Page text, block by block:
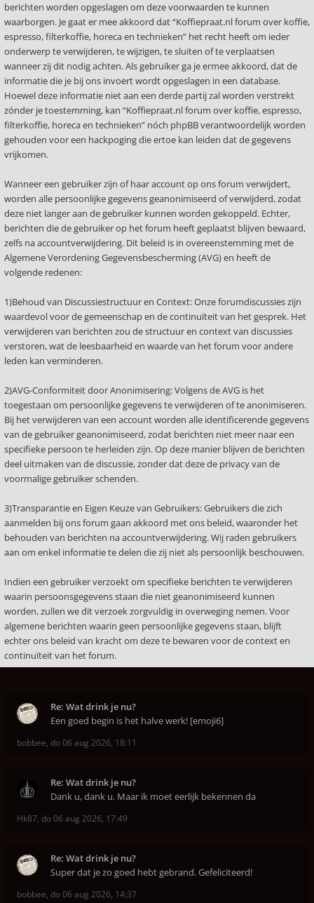
berichten worden opgeslagen om deze voorwaarden te kunnen
waarborgen. Je gaat er mee akkoord dat “Koffiepraat.nl forum over koffie,
espresso, filterkoffie, horeca en technieken” het recht heeft om ieder
onderwerp te verwijderen, te wijzigen, te sluiten of te verplaatsen
wanneer zij dit nodig achten. Als gebruiker ga je ermee akkoord, dat de
informatie die je bij ons invoert wordt opgeslagen in een database.
Hoewel deze informatie niet aan een derde partij zal worden verstrekt
zónder je toestemming, kan “Koffiepraat.nl forum over koffie, espresso,
filterkoffie, horeca en technieken” nóch phpBB verantwoordelijk worden
gehouden voor een hackpoging die ertoe kan leiden dat de gegevens
vrijkomen.
Wanneer een gebruiker zijn of haar account op ons forum verwijdert,
worden alle persoonlijke gegevens geanonimiseerd of verwijderd, zodat
deze niet langer aan de gebruiker kunnen worden gekoppeld. Echter,
berichten die de gebruiker op het forum heeft geplaatst blijven bewaard,
zelfs na accountverwijdering. Dit beleid is in overeenstemming met de
Algemene Verordening Gegevensbescherming (AVG) en heeft de
volgende redenen:
1)Behoud van Discussiestructuur en Context: Onze forumdiscussies zijn
waardevol voor de gemeenschap en de continuïteit van het gesprek. Het
verwijderen van berichten zou de structuur en context van discussies
verstoren, wat de leesbaarheid en waarde van het forum voor andere
leden kan verminderen.
2)AVG-Conformiteit door Anonimisering: Volgens de AVG is het
toegestaan om persoonlijke gegevens te verwijderen of te anonimiseren.
Bij het verwijderen van een account worden alle identificerende gegevens
van de gebruiker geanonimiseerd, zodat berichten niet meer naar een
specifieke persoon te herleiden zijn. Op deze manier blijven de berichten
deel uitmaken van de discussie, zonder dat deze de privacy van de
voormalige gebruiker schenden.
3)Transparantie en Eigen Keuze van Gebruikers: Gebruikers die zich
aanmelden bij ons forum gaan akkoord met ons beleid, waaronder het
behouden van berichten na accountverwijdering. Wij raden gebruikers
aan om enkel informatie te delen die zij niet als persoonlijk beschouwen.
Indien een gebruiker verzoekt om specifieke berichten te verwijderen
waarin persoonsgegevens staan die niet geanonimiseerd kunnen
worden, zullen we dit verzoek zorgvuldig in overweging nemen. Voor
algemene berichten waarin geen persoonlijke gegevens staan, blijft
echter ons beleid van kracht om deze te bewaren voor de context en
continuïteit van het forum.
Re: Wat drink je nu?
Een goed begin is het halve werk! [emoji6]
bobbee, do 06 aug 2026, 18:11
Re: Wat drink je nu?
Dank u, dank u. Maar ik moet eerlijk bekennen da
Hk87, do 06 aug 2026, 17:49
Re: Wat drink je nu?
Super dat je zo goed hebt gebrand. Gefeliciteerd!
bobbee, do 06 aug 2026, 14:37